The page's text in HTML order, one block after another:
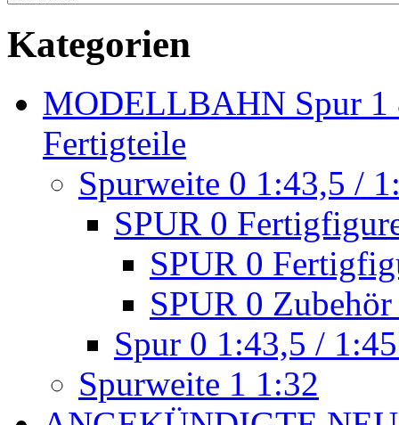
Kategorien
MODELLBAHN Spur 1
Fertigteile
Spurweite 0 1:43,5 /
SPUR 0
SPUR 0
SPUR 0
Spur 0 1:43,5 /
Spurweite 1 1:32